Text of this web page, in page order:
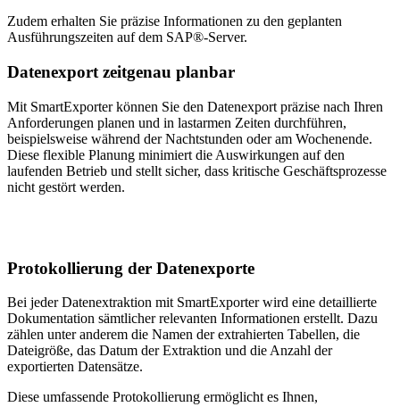
Zudem erhalten Sie präzise Informationen zu den geplanten
Ausführungszeiten auf dem SAP®-Server.
Datenexport zeitgenau planbar
Mit SmartExporter können Sie den Datenexport präzise nach Ihren
Anforderungen planen und in lastarmen Zeiten durchführen,
beispielsweise während der Nachtstunden oder am Wochenende.
Diese flexible Planung minimiert die Auswirkungen auf den
laufenden Betrieb und stellt sicher, dass kritische Geschäftsprozesse
nicht gestört werden.
Protokollierung der Datenexporte
Bei jeder Datenextraktion mit SmartExporter wird eine detaillierte
Dokumentation sämtlicher relevanten Informationen erstellt. Dazu
zählen unter anderem die Namen der extrahierten Tabellen, die
Dateigröße, das Datum der Extraktion und die Anzahl der
exportierten Datensätze.
Diese umfassende Protokollierung ermöglicht es Ihnen,